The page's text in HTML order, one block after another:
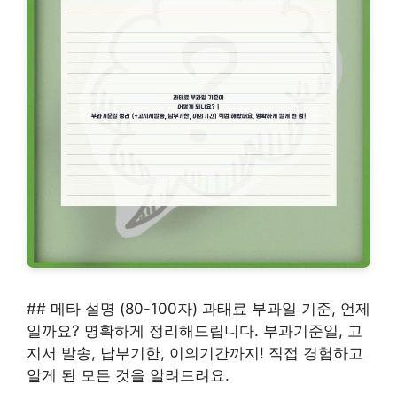
## 메타 설명 (80-100자) 과태료 부과일 기준, 언제
일까요? 명확하게 정리해드립니다. 부과기준일, 고
지서 발송, 납부기한, 이의기간까지! 직접 경험하고
알게 된 모든 것을 알려드려요.